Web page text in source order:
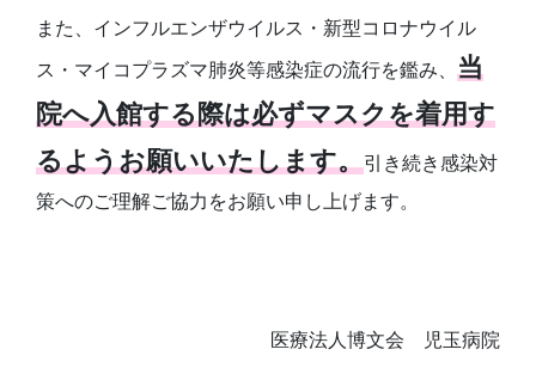
また、インフルエンザウイルス・新型コロナウイル
ス・マイコプラズマ肺炎等感染症の流行を鑑み、 当
院へ入館する際は必ずマスクを着用す
るようお願いいたします。引き続き感染対
策へのご理解ご協力をお願い申し上げます。
医療法人博文会 児玉病院